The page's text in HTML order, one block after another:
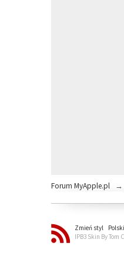
Forum MyApple.pl →
Zmień styl Polski
IPB3 Skin By Tom